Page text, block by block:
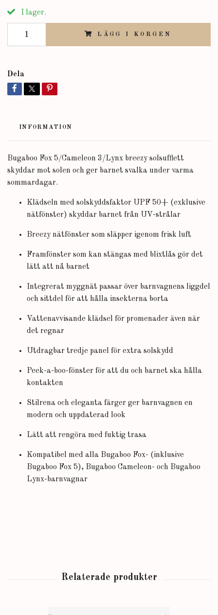
I lager.
LÄGG I KORGEN
Dela
INFORMATION
Bugaboo Fox 5/Cameleon 3/Lynx breezy solsufflett
skyddar mot solen och ger barnet svalka under varma
sommardagar.
Klädseln med solskyddsfaktor UPF 50+ (exklusive
nätfönster) skyddar barnet från UV-strålar
Breezy nätfönster som släpper igenom frisk luft
Framfönster som kan stängas med blixtlås gör det
lätt att nå barnet
Integrerat myggnät passar över barnvagnens liggdel
och sittdel för att hålla insekterna borta
Vattenavvisande klädsel för promenader även när
det regnar
Utdragbar tredje panel för extra solskydd
Peek-a-boo-fönster för att du och barnet ska hålla
kontakten
Stilrena och eleganta färger ger barnvagnen en
modern och uppdaterad look
Lätt att rengöra med fuktig trasa
Kompatibel med alla Bugaboo Fox- (inklusive
Bugaboo Fox 5), Bugaboo Cameleon- och Bugaboo
Lynx-barnvagnar